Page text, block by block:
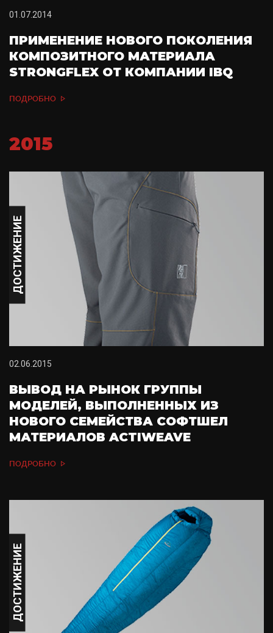
01.07.2014
ПРИМЕНЕНИЕ НОВОГО ПОКОЛЕНИЯ
КОМПОЗИТНОГО МАТЕРИАЛА
STRONGFLEX ОТ КОМПАНИИ IBQ
ПОДРОБНО
2015
ДОСТИЖЕНИЕ
02.06.2015
ВЫВОД НА РЫНОК ГРУППЫ
МОДЕЛЕЙ, ВЫПОЛНЕННЫХ ИЗ
НОВОГО СЕМЕЙСТВА СОФТШЕЛ
МАТЕРИАЛОВ ACTIWEAVE
ПОДРОБНО
ДОСТИЖЕНИЕ